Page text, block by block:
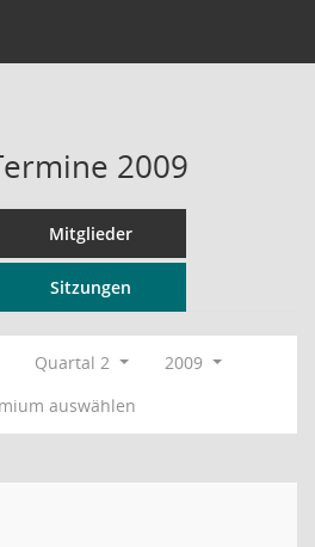
2009
Mitglieder
Sitzungen
Quartal 2
2009
auswählen